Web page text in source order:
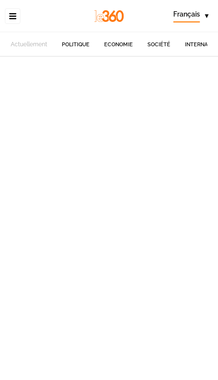
Français ▾
Actuellement POLITIQUE ECONOMIE SOCIÉTÉ